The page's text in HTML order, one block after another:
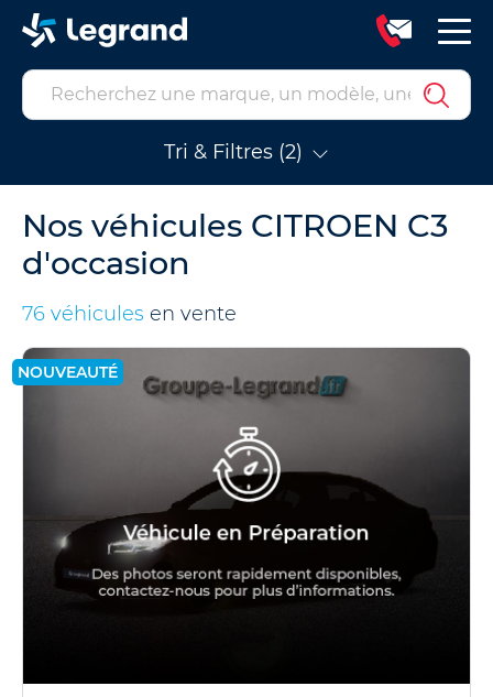
Tri & Filtres (2)
Nos véhicules CITROEN C3
d'occasion
76 véhicules en vente
NOUVEAUTÉ